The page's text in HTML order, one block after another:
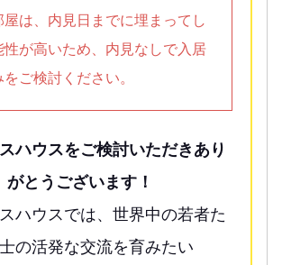
は、内見日までに埋まってし
性が高いため、内見なしで入居
ご検討ください。
ハウスをご検討いただきあり
がとうございます！
ハウスでは、世界中の若者た
の活発な交流を育みたい